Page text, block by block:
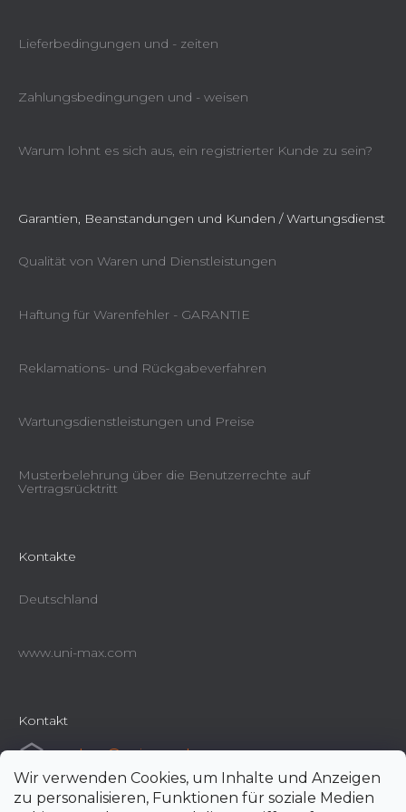
Wir verwenden Cookies, um Inhalte und Anzeigen
zu personalisieren, Funktionen für soziale Medien
Lieferbedingungen und - zeiten
Zahlungsbedingungen und - weisen
Warum lohnt es sich aus, ein registrierter Kunde zu sein?
Garantien, Beanstandungen und Kunden / Wartungsdienst
Qualität von Waren und Dienstleistungen
Haftung für Warenfehler - GARANTIE
Reklamations- und Rückgabeverfahren
Wartungsdienstleistungen und Preise
Musterbelehrung über die Benutzerrechte auf
Vertragsrücktritt
Kontakte
Deutschland
www.uni-max.com
Kontakt
e-shop@uni-max.de
+420 266 190 190